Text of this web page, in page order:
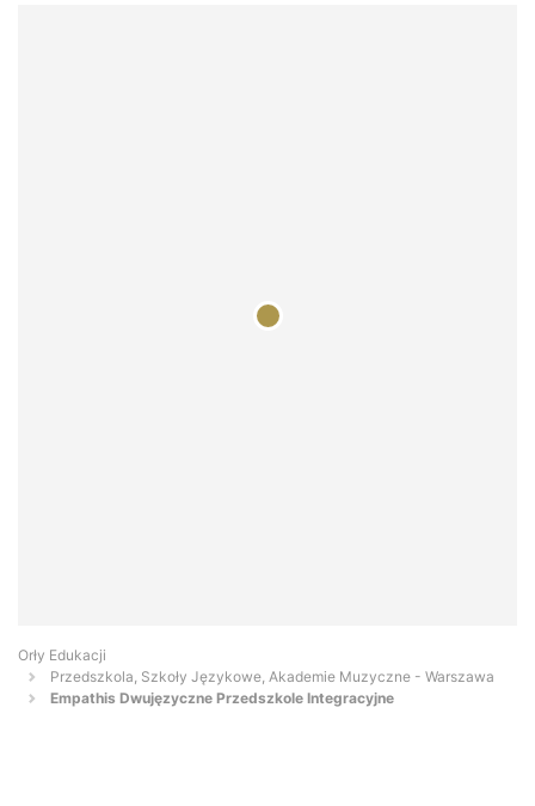
Orły Edukacji
Przedszkola, Szkoły Językowe, Akademie Muzyczne - Warszawa
Empathis Dwujęzyczne Przedszkole Integracyjne